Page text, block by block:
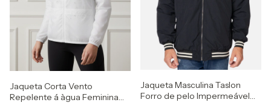
Jaqueta Corta Vento
Repelente á àgua Feminina
Jaqueta Masculina Taslon
Forro de pelo Impermeável